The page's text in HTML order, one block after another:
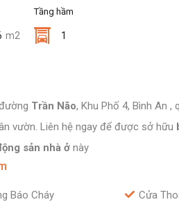
m2
Tầng hầm
1
Trần Não, Khu Phố 4, Bình An ,
vườn. Liên hệ ngay để được sở hữu
sản nhà ở này
Báo Cháy Cửa